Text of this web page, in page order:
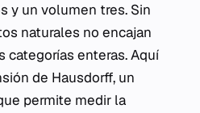
y un volumen tres. Sin
naturales no encajan
categorías enteras. Aquí
de Hausdorff, un
permite medir la